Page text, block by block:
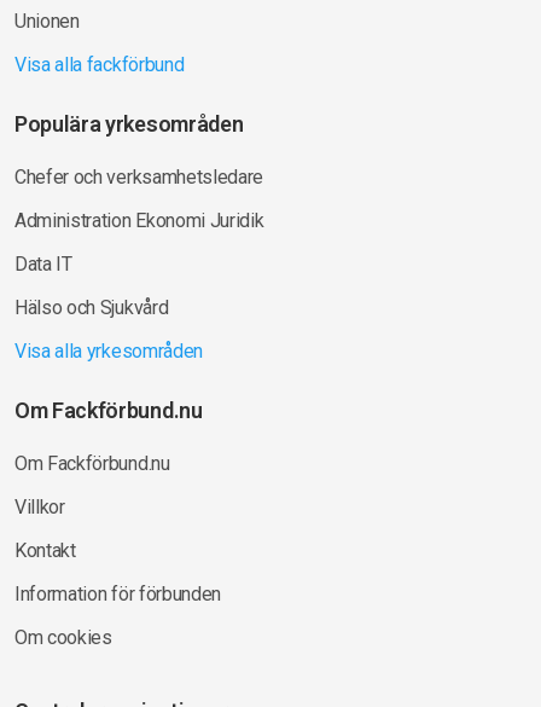
Unionen
Visa alla fackförbund
Populära yrkesområden
Chefer och verksamhetsledare
Administration Ekonomi Juridik
Data IT
Hälso och Sjukvård
Visa alla yrkesområden
Om Fackförbund.nu
Om Fackförbund.nu
Villkor
Kontakt
Information för förbunden
Om cookies